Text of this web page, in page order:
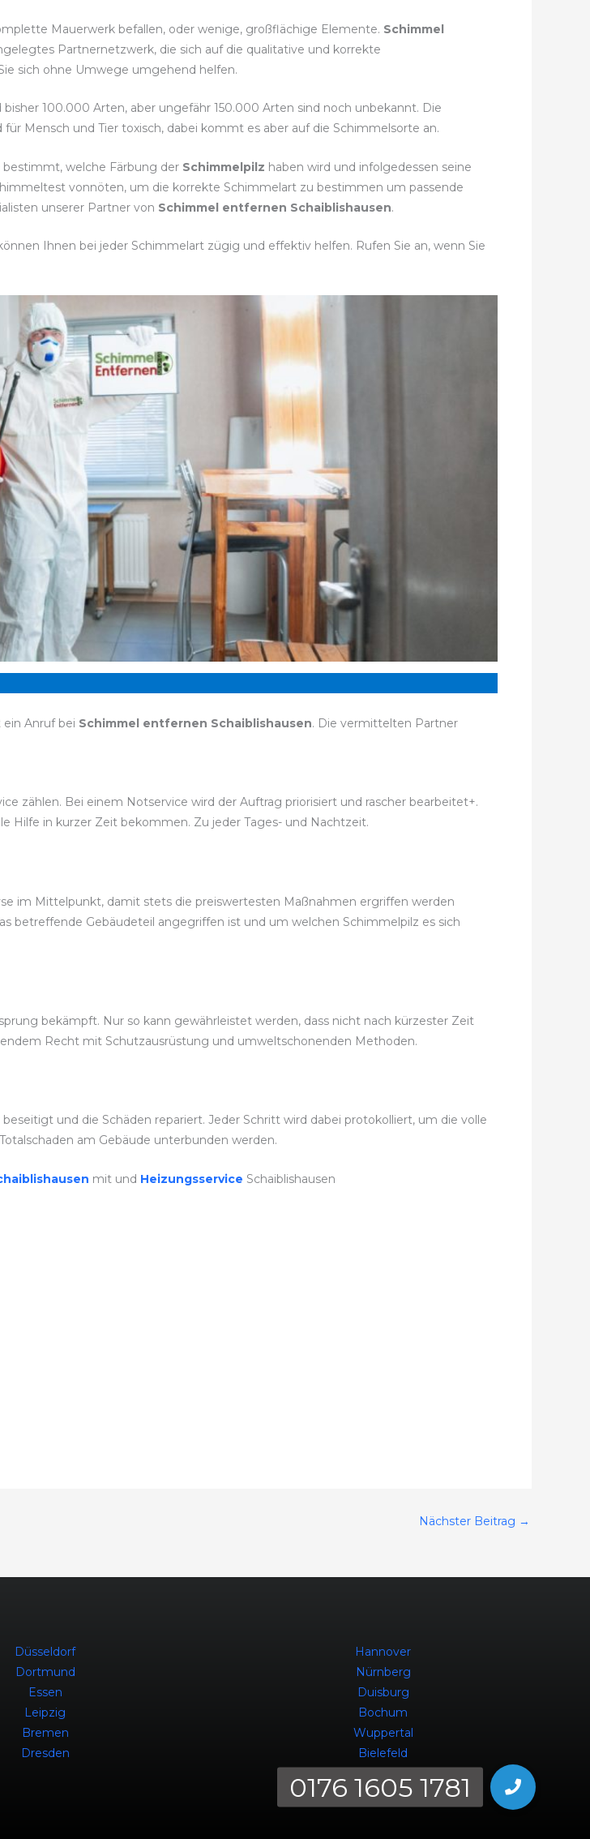
Mauerwerk befallen, oder wenige, großflächige Elemente. Schimmel
Partnernetzwerk, die sich auf die qualitative und korrekte
sich ohne Umwege umgehend helfen.
100.000 Arten, aber ungefähr 150.000 Arten sind noch unbekannt. Die
Mensch und Tier toxisch, dabei kommt es aber auf die Schimmelsorte an.
welche Färbung der Schimmelpilz haben wird und infolgedessen seine
vonnöten, um die korrekte Schimmelart zu bestimmen um passende
unserer Partner von Schimmel entfernen Schaiblishausen.
Ihnen bei jeder Schimmelart zügig und effektiv helfen. Rufen Sie an, wenn Sie
Anruf bei Schimmel entfernen Schaiblishausen. Die vermittelten Partner
zählen. Bei einem Notservice wird der Auftrag priorisiert und rascher bearbeitet+.
Hilfe in kurzer Zeit bekommen. Zu jeder Tages- und Nachtzeit.
im Mittelpunkt, damit stets die preiswertesten Maßnahmen ergriffen werden
betreffende Gebäudeteil angegriffen ist und um welchen Schimmelpilz es sich
bekämpft. Nur so kann gewährleistet werden, dass nicht nach kürzester Zeit
Recht mit Schutzausrüstung und umweltschonenden Methoden.
und die Schäden repariert. Jeder Schritt wird dabei protokolliert, um die volle
am Gebäude unterbunden werden.
mit und Heizungsservice Schaiblishausen
Nächster Beitrag →
Düsseldorf
Dortmund
Essen
Leipzig
Bremen
Dresden
Hannover
Nürnberg
Duisburg
Bochum
Wuppertal
Bielefeld